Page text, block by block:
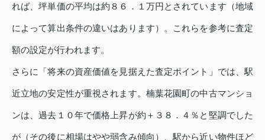
れば、坪単価の平均は約８６．１万円とされています（地域
によって算出条件の違いはあります）。これらを参考に査定
額の設定が行われます。
さらに「将来の資産価値を見据えた査定ポイント」では、駅
近立地の安定性が重視されます。楠葉花園町の中古マンショ
ンは、過去１０年で価格上昇が約＋３８．４％と堅調でした
が（その後に相場はやや弱含み傾向）、駅から近い物件ほど